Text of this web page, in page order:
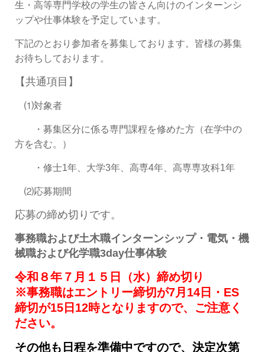
生・高等専門学校の学生の皆さん向けのインターンシ
ップや仕事体験を予定しています。
下記のとおり参加者を募集しております。皆様の募集
お待ちしております。
【共通項目】
⑴対象者
・募集区分に係る専門課程を修めた方（在学中の
方を含む。）
・修士1年、大学3年、高専4年、高専専攻科1年
⑵応募期間
応募の締め切りです。
事務職および土木職インターンシップ・電気・機
械職および化学職3day仕事体験
令和８年７ 月１５日（水）締め切り
※事務職はエントリー締切が7月14日・ES
締切が15日12時となりますので、ご注意く
ださい。
その他も日程を準備中ですので、決定次第